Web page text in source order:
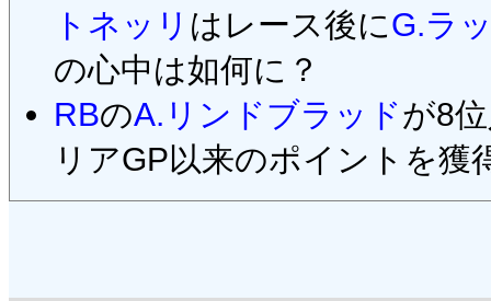
トネッリ はレース後にG.ラ
の心中は如何に？
RBのA.リンドブラッドが8
リアGP以来のポイントを獲